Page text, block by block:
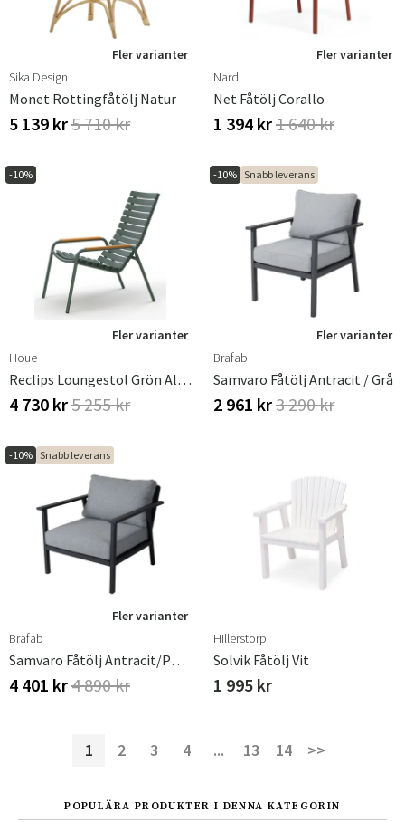
Fler varianter
Sika Design
Monet Rottingfåtölj Natur
5 139 kr5 710 kr
Fler varianter
Nardi
Net Fåtölj Corallo
1 394 kr1 640 kr
-10%
Fler varianter
Houe
Reclips Loungestol Grön Aluminium
4 730 kr5 255 kr
-10% Snabb leverans
Fler varianter
Brafab
Samvaro Fåtölj Antracit / Grå
2 961 kr3 290 kr
-10% Snabb leverans
Fler varianter
Brafab
Samvaro Fåtölj Antracit/pearl Grey
4 401 kr4 890 kr
Hillerstorp
Solvik Fåtölj Vit
1 995 kr
1 2 3 4 ... 13 14 >>
POPULÄRA PRODUKTER I DENNA KATEGORIN